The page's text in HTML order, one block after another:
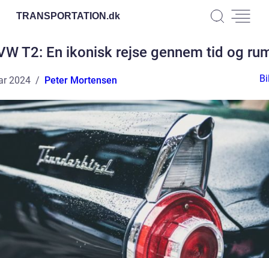
TRANSPORTATION.dk
T2: En ikonisk rejse gennem tid og
2024 Peter Mortensen